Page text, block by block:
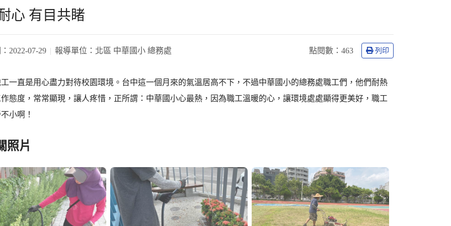
心 有目共睹
2022-07-29 報導單位： 北區 中華國小 總務處 點閱數： 463 列印
一直是用心盡力對待校園環境。台中這一個月來的氣溫居高不下，不過中華國小的總務處職工們，他們耐熱
態度，常常顯現，讓人疼惜，正所謂：中華國小心最熱，因為職工溫暖的心，讓環境處處顯得更美好，職工
小啊！
照片